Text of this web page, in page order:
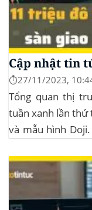
Cập nhật tin
⏱️27/11/2023,
Tổng quan thị
tuần xanh lần
và mẫu hình Doji.
triệu đô